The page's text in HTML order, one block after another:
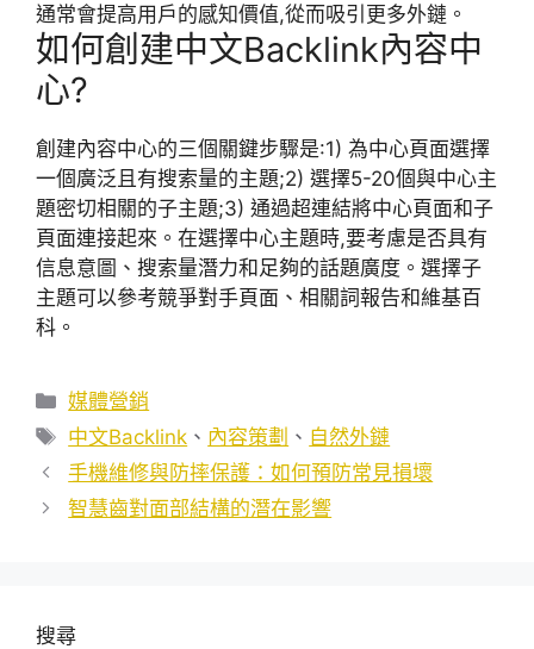
通常會提高用戶的感知價值,從而吸引更多外鏈。
如何創建中文Backlink內容中
心?
創建內容中心的三個關鍵步驟是:1) 為中心頁面選擇
一個廣泛且有搜索量的主題;2) 選擇5-20個與中心主
題密切相關的子主題;3) 通過超連結將中心頁面和子
頁面連接起來。在選擇中心主題時,要考慮是否具有
信息意圖、搜索量潛力和足夠的話題廣度。選擇子
主題可以參考競爭對手頁面、相關詞報告和維基百
科。
分
類
媒體營銷
標
籤
中文Backlink 、 內容策劃 、 自然外鏈
手機維修與防摔保護：如何預防常見損壞
智慧齒對面部結構的潛在影響
搜尋